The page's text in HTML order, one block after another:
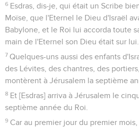
6 Esdras, dis-je, qui était un Scribe
Moïse, que l'Eternel le Dieu d'Israël
Babylone, et le Roi lui accorda toute
main de l'Eternel son Dieu était sur lui.
7 Quelques-uns aussi des enfants
des Lévites, des chantres, des
montèrent à Jérusalem la septième
8 Et [Esdras] arriva à Jérusalem le
septième année du Roi.
9 Car au premier jour du premier